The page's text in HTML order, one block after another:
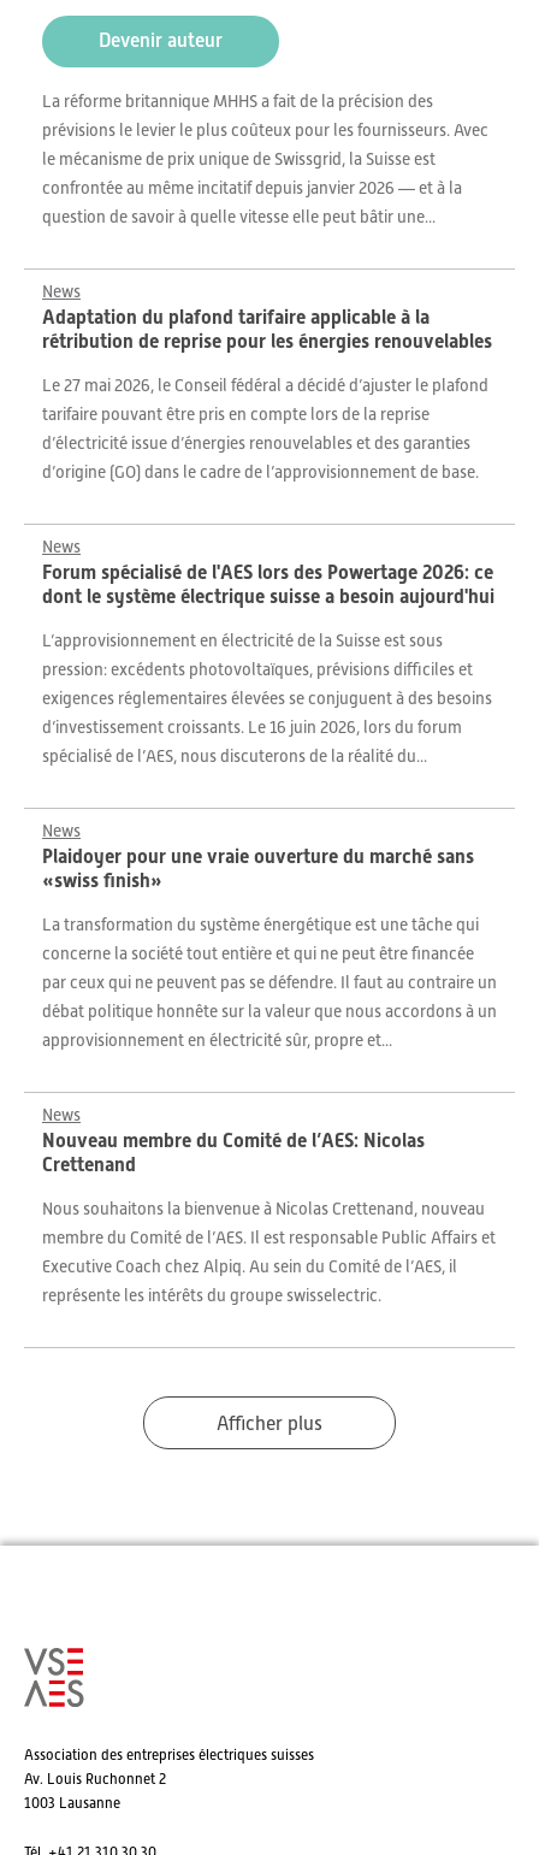
Devenir auteur
La réforme britannique MHHS a fait de la précision des
prévisions le levier le plus coûteux pour les fournisseurs. Avec
le mécanisme de prix unique de Swissgrid, la Suisse est
confrontée au même incitatif depuis janvier 2026 — et à la
question de savoir à quelle vitesse elle peut bâtir une...
News
Adaptation du plafond tarifaire applicable à la
rétribution de reprise pour les énergies renouvelables
Le 27 mai 2026, le Conseil fédéral a décidé d’ajuster le plafond
tarifaire pouvant être pris en compte lors de la reprise
d’électricité issue d’énergies renouvelables et des garanties
d’origine (GO) dans le cadre de l’approvisionnement de base.
News
Forum spécialisé de l'AES lors des Powertage 2026: ce
dont le système électrique suisse a besoin aujourd'hui
L’approvisionnement en électricité de la Suisse est sous
pression: excédents photovoltaïques, prévisions difficiles et
exigences réglementaires élevées se conjuguent à des besoins
d’investissement croissants. Le 16 juin 2026, lors du forum
spécialisé de l’AES, nous discuterons de la réalité du...
News
Plaidoyer pour une vraie ouverture du marché sans
«swiss finish»
La transformation du système énergétique est une tâche qui
concerne la société tout entière et qui ne peut être financée
par ceux qui ne peuvent pas se défendre. Il faut au contraire un
débat politique honnête sur la valeur que nous accordons à un
approvisionnement en électricité sûr, propre et...
News
Nouveau membre du Comité de l’AES: Nicolas
Crettenand
Nous souhaitons la bienvenue à Nicolas Crettenand, nouveau
membre du Comité de l’AES. Il est responsable Public Affairs et
Executive Coach chez Alpiq. Au sein du Comité de l’AES, il
représente les intérêts du groupe swisselectric.
Afficher plus
Association des entreprises électriques suisses
Av. Louis Ruchonnet 2
1003 Lausanne